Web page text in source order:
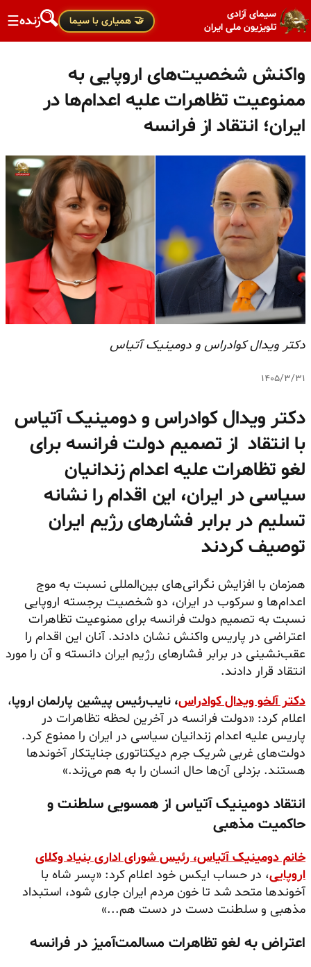
سیمای آزادی
تلویزیون ملی ایران
🤝 همیاری با سیما زنده☰
واکنش شخصیت‌های اروپایی به
ممنوعیت تظاهرات علیه اعدام‌ها در
ایران؛ انتقاد از فرانسه
دکتر ویدال کوادراس و دومینیک آتیاس
۱۴۰۵/۳/۳۱
دکتر ویدال کوادراس و دومینیک آتیاس
با انتقاد از تصمیم دولت فرانسه برای
لغو تظاهرات علیه اعدام زندانیان
سیاسی در ایران، این اقدام را نشانه
تسلیم در برابر فشارهای رژیم ایران
توصیف کردند
همزمان با افزایش نگرانی‌های بین‌المللی نسبت به موج
اعدام‌ها و سرکوب در ایران، دو شخصیت برجسته اروپایی
نسبت به تصمیم دولت فرانسه برای ممنوعیت تظاهرات
اعتراضی در پاریس واکنش نشان دادند. آنان این اقدام را
عقب‌نشینی در برابر فشارهای رژیم ایران دانسته و آن را مورد
انتقاد قرار دادند.
دکتر آلخو ویدال کوادراس، نایب‌رئیس پیشین پارلمان اروپا،
اعلام کرد:‌ «دولت فرانسه در آخرین لحظه تظاهرات در
پاریس علیه اعدام زندانیان سیاسی در ایران را ممنوع کرد.
دولت‌های غربی شریک جرم دیکتاتوری جنایتکار آخوندها
هستند. بزدلی آن‌ها حال انسان را به هم می‌زند.»
انتقاد دومینیک آتیاس از همسویی سلطنت و
حاکمیت مذهبی
خانم دومینیک آتیاس، رئیس شورای اداری بنیاد وکلای
اروپایی، در حساب ایکس خود اعلام کرد:‌ «پسر شاه با
آخوندها متحد شد تا خون مردم ایران جاری شود، استبداد
مذهبی و سلطنت دست در دست هم...»
اعتراض به لغو تظاهرات مسالمت‌آمیز در فرانسه